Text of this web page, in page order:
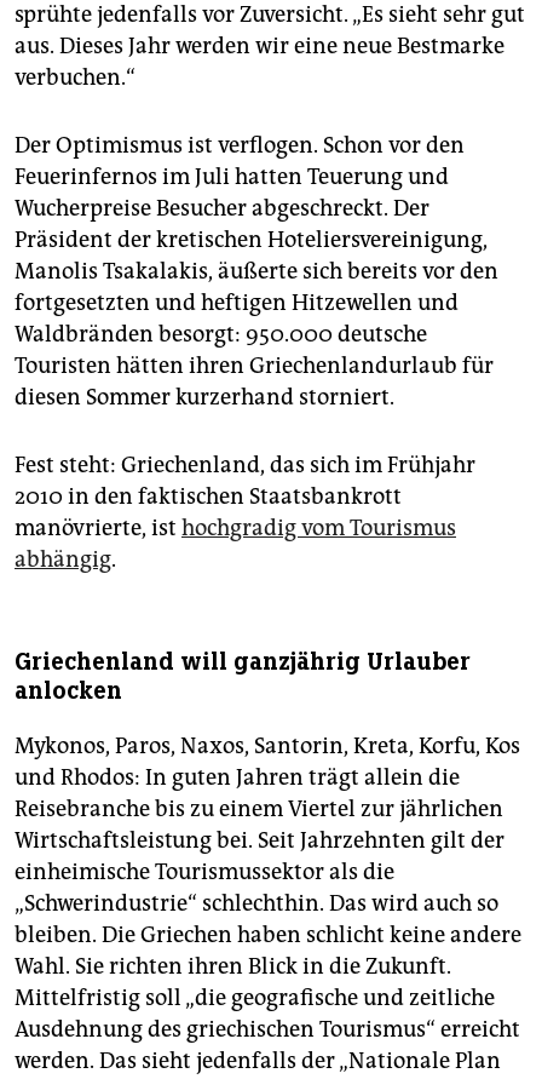
sprühte jedenfalls vor Zuversicht. „Es sieht sehr gut
aus. Dieses Jahr werden wir eine neue Bestmarke
verbuchen.“
Der Optimismus ist verflogen. Schon vor den
Feuerinfernos im Juli hatten Teuerung und
Wucherpreise Besucher abgeschreckt. Der
Präsident der kretischen Hoteliersvereinigung,
Manolis Tsakalakis, äußerte sich bereits vor den
fortgesetzten und heftigen Hitzewellen und
Waldbränden besorgt: 950.000 deutsche
Touristen hätten ihren Griechenlandurlaub für
diesen Sommer kurzerhand storniert.
Fest steht: Griechenland, das sich im Frühjahr
2010 in den faktischen Staatsbankrott
manövrierte, ist hochgradig vom Tourismus
abhängig.
Griechenland will ganzjährig Urlauber
anlocken
Mykonos, Paros, Naxos, Santorin, Kreta, Korfu, Kos
und Rhodos: In guten Jahren trägt allein die
Reisebranche bis zu einem Viertel zur jährlichen
Wirtschaftsleistung bei. Seit Jahrzehnten gilt der
einheimische Tourismussektor als die
„Schwerindustrie“ schlechthin. Das wird auch so
bleiben. Die Griechen haben schlicht keine andere
Wahl. Sie richten ihren Blick in die Zukunft.
Mittelfristig soll „die geografische und zeitliche
Ausdehnung des griechischen Tourismus“ erreicht
werden. Das sieht jedenfalls der „Nationale Plan